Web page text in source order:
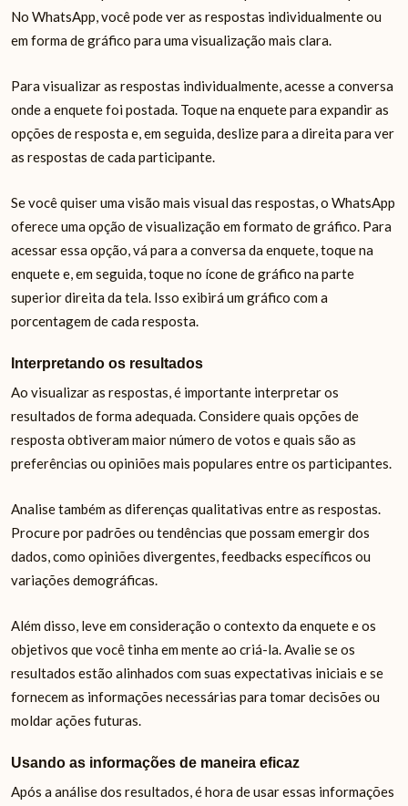
No WhatsApp, você pode ver as respostas individualmente ou
em forma de gráfico para uma visualização mais clara.
Para visualizar as respostas individualmente, acesse a conversa
onde a enquete foi postada. Toque na enquete para expandir as
opções de resposta e, em seguida, deslize para a direita para ver
as respostas de cada participante.
Se você quiser uma visão mais visual das respostas, o WhatsApp
oferece uma opção de visualização em formato de gráfico. Para
acessar essa opção, vá para a conversa da enquete, toque na
enquete e, em seguida, toque no ícone de gráfico na parte
superior direita da tela. Isso exibirá um gráfico com a
porcentagem de cada resposta.
Interpretando os resultados
Ao visualizar as respostas, é importante interpretar os
resultados de forma adequada. Considere quais opções de
resposta obtiveram maior número de votos e quais são as
preferências ou opiniões mais populares entre os participantes.
Analise também as diferenças qualitativas entre as respostas.
Procure por padrões ou tendências que possam emergir dos
dados, como opiniões divergentes, feedbacks específicos ou
variações demográficas.
Além disso, leve em consideração o contexto da enquete e os
objetivos que você tinha em mente ao criá-la. Avalie se os
resultados estão alinhados com suas expectativas iniciais e se
fornecem as informações necessárias para tomar decisões ou
moldar ações futuras.
Usando as informações de maneira eficaz
Após a análise dos resultados, é hora de usar essas informações